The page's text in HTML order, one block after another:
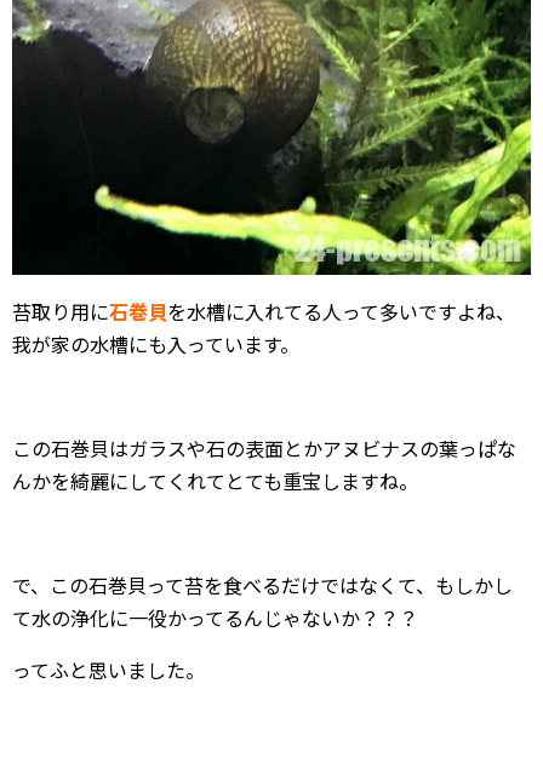
苔取り用に石巻貝を水槽に入れてる人って多いですよね、
我が家の水槽にも入っています。
この石巻貝はガラスや石の表面とかアヌビナスの葉っぱな
んかを綺麗にしてくれてとても重宝しますね。
で、この石巻貝って苔を食べるだけではなくて、もしかし
て水の浄化に一役かってるんじゃないか？？？
ってふと思いました。